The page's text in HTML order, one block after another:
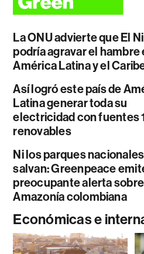
La ONU advierte que El
podría agravar el hambre
América Latina y el
Así logró este país de
Latina generar toda su
electricidad con fuentes
renovables
Ni los parques
salvan: Greenpeace
preocupante alerta sobre
Amazonía colombiana
Económicas e